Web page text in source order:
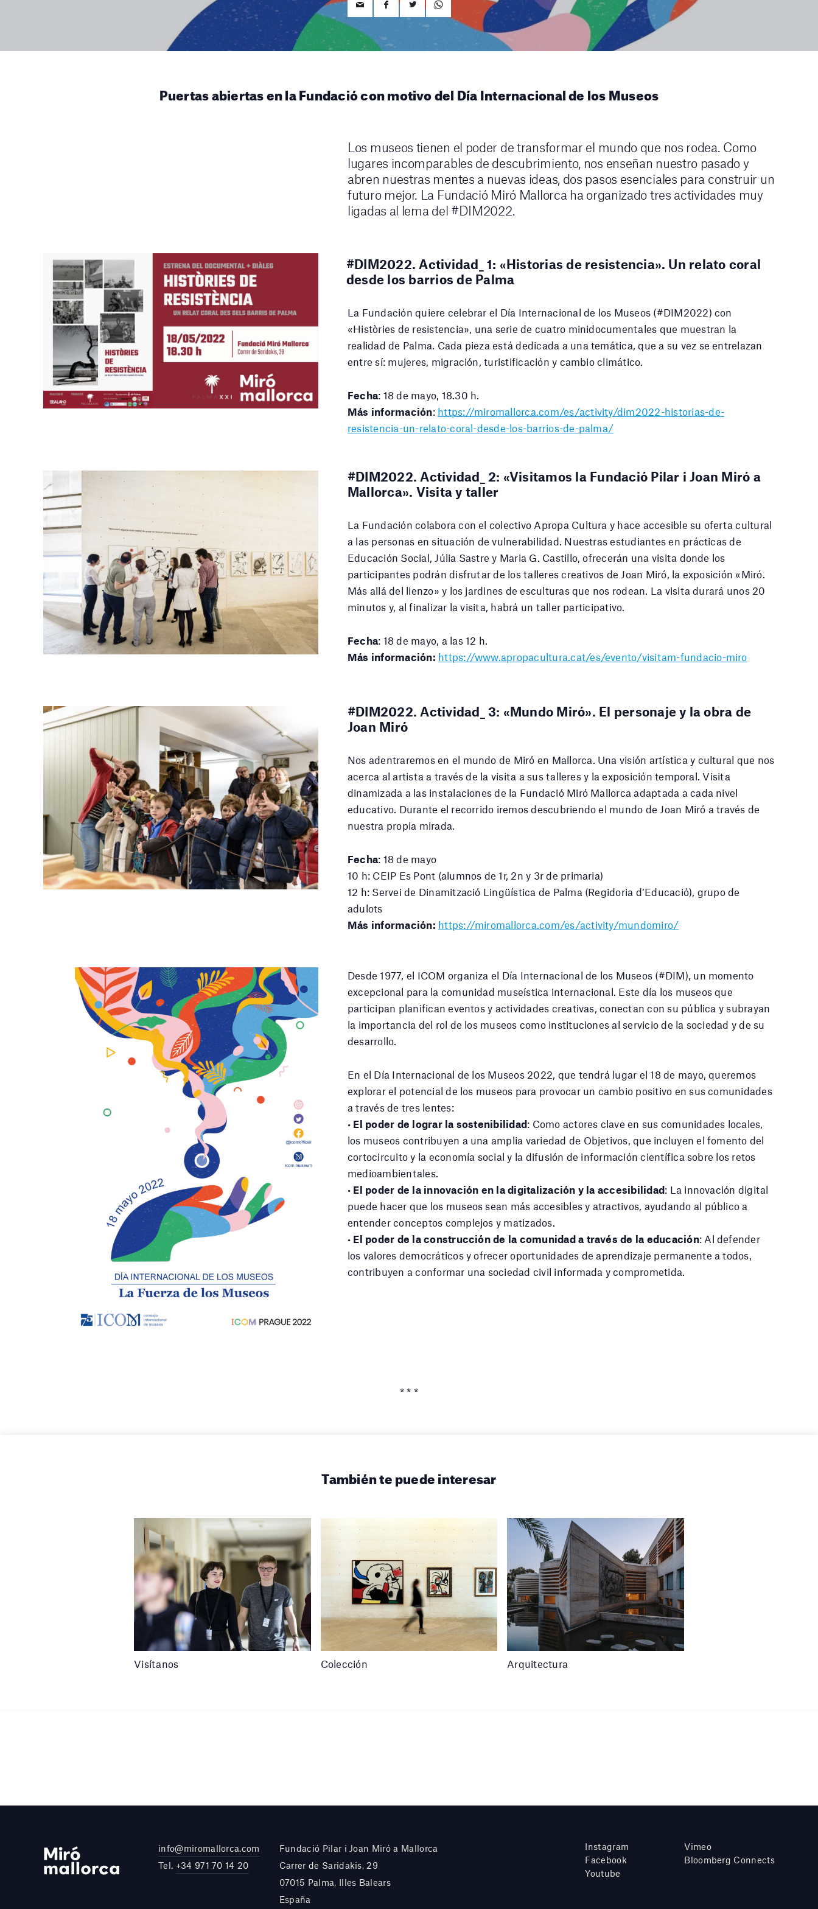
Puertas abiertas en la Fundació con motivo del Día Internacional de los Museos
Los museos tienen el poder de transformar el mundo que nos rodea. Como
lugares incomparables de descubrimiento, nos enseñan nuestro pasado y
abren nuestras mentes a nuevas ideas, dos pasos esenciales para construir un
futuro mejor. La Fundació Miró Mallorca ha organizado tres actividades muy
ligadas al lema del #DIM2022.
#DIM2022. Actividad_ 1: «Historias de resistencia». Un relato coral
desde los barrios de Palma
La Fundación quiere celebrar el Día Internacional de los Museos (#DIM2022) con
«Històries de resistencia», una serie de cuatro minidocumentales que muestran la
realidad de Palma. Cada pieza está dedicada a una temática, que a su vez se entrelazan
entre sí: mujeres, migración, turistificación y cambio climático.
Fecha: 18 de mayo, 18.30 h.
Más información: https://miromallorca.com/es/activity/dim2022-historias-de-
resistencia-un-relato-coral-desde-los-barrios-de-palma/
#DIM2022. Actividad_ 2: «Visitamos la Fundació Pilar i Joan Miró a
Mallorca». Visita y taller
La Fundación colabora con el colectivo Apropa Cultura y hace accesible su oferta cultural
a las personas en situación de vulnerabilidad. Nuestras estudiantes en prácticas de
Educación Social, Júlia Sastre y Maria G. Castillo, ofrecerán una visita donde los
participantes podrán disfrutar de los talleres creativos de Joan Miró, la exposición «Miró.
Más allá del lienzo» y los jardines de esculturas que nos rodean. La visita durará unos 20
minutos y, al finalizar la visita, habrá un taller participativo.
Fecha: 18 de mayo, a las 12 h.
Más información: https://www.apropacultura.cat/es/evento/visitam-fundacio-miro
#DIM2022. Actividad_ 3: «Mundo Miró». El personaje y la obra de
Joan Miró
Nos adentraremos en el mundo de Miró en Mallorca. Una visión artística y cultural que nos
acerca al artista a través de la visita a sus talleres y la exposición temporal. Visita
dinamizada a las instalaciones de la Fundació Miró Mallorca adaptada a cada nivel
educativo. Durante el recorrido iremos descubriendo el mundo de Joan Miró a través de
nuestra propia mirada.
Fecha: 18 de mayo
10 h: CEIP Es Pont (alumnos de 1r, 2n y 3r de primaria)
12 h: Servei de Dinamització Lingüística de Palma (Regidoria d’Educació), grupo de
adulots
Más información: https://miromallorca.com/es/activity/mundomiro/
Desde 1977, el ICOM organiza el Día Internacional de los Museos (#DIM), un momento
excepcional para la comunidad museística internacional. Este día los museos que
participan planifican eventos y actividades creativas, conectan con su pública y subrayan
la importancia del rol de los museos como instituciones al servicio de la sociedad y de su
desarrollo.
En el Día Internacional de los Museos 2022, que tendrá lugar el 18 de mayo, queremos
explorar el potencial de los museos para provocar un cambio positivo en sus comunidades
a través de tres lentes:
• El poder de lograr la sostenibilidad: Como actores clave en sus comunidades locales,
los museos contribuyen a una amplia variedad de Objetivos, que incluyen el fomento del
cortocircuito y la economía social y la difusión de información científica sobre los retos
medioambientales.
• El poder de la innovación en la digitalización y la accesibilidad: La innovación digital
puede hacer que los museos sean más accesibles y atractivos, ayudando al público a
entender conceptos complejos y matizados.
• El poder de la construcción de la comunidad a través de la educación: Al defender
los valores democráticos y ofrecer oportunidades de aprendizaje permanente a todos,
contribuyen a conformar una sociedad civil informada y comprometida.
* * *
También te puede interesar
Visítanos Colección Arquitectura
info@miromallorca.com
Tel. +34 971 70 14 20
Fundació Pilar i Joan Miró a Mallorca
Carrer de Saridakis, 29
07015 Palma, Illes Balears
España
Instagram
Facebook
Youtube
Vimeo
Bloomberg Connects